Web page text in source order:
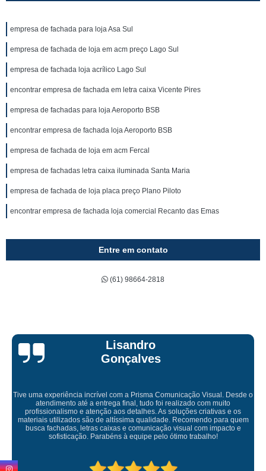
empresa de fachada para loja Asa Sul
empresa de fachada de loja em acm preço Lago Sul
empresa de fachada loja acrílico Lago Sul
encontrar empresa de fachada em letra caixa Vicente Pires
empresa de fachadas para loja Aeroporto BSB
encontrar empresa de fachada loja Aeroporto BSB
empresa de fachada de loja em acm Fercal
empresa de fachadas letra caixa iluminada Santa Maria
empresa de fachada de loja placa preço Plano Piloto
encontrar empresa de fachada loja comercial Recanto das Emas
Entre em contato
(61) 98664-2818
Visual. Desde o
realizado com muito
soluções criativas e os
Recomendo para quem
visual com impacto e
ótimo trabalho!
Empresa maravilhosa, entregue antes
ficou perfeita, indico de